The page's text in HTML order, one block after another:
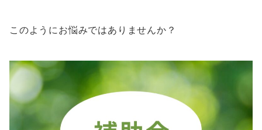
このようにお悩みではありませんか？